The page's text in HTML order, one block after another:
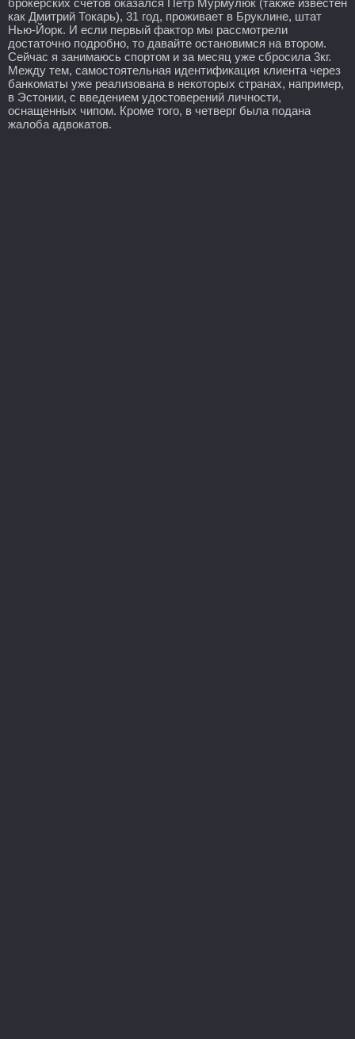
как Дмитрий Токарь), 31 год, проживает в Бруклине, штат
Нью-Йорк. И если первый фактор мы рассмотрели
достаточно подробно, то давайте остановимся на втором.
Сейчас я занимаюсь спортом и за месяц уже сбросила 3кг.
Между тем, самостоятельная идентификация клиента через
банкоматы уже реализована в некоторых странах, например,
в Эстонии, с введением удостоверений личности,
оснащенных чипом. Кроме того, в четверг была подана
жалоба адвокатов.